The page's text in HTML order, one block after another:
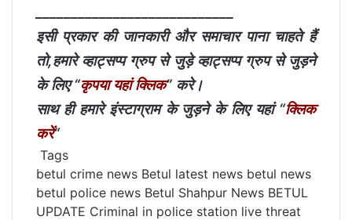
इसी प्रकार की जानकारी और समाचार पाना चाहते हैं
तो,हमारे व्हाट्सप्प ग्रुप से जुड़े व्हाट्सप्प ग्रुप से जुड़ने
के लिए “कृपया यहां क्लिक” करे।
साथ ही हमारे इंस्टाग्राम के जुड़ने के लिए यहां “क्लिक
करें“
Tags
betul crime news Betul latest news betul news
betul police news Betul Shahpur News BETUL
UPDATE Criminal in police station live threat